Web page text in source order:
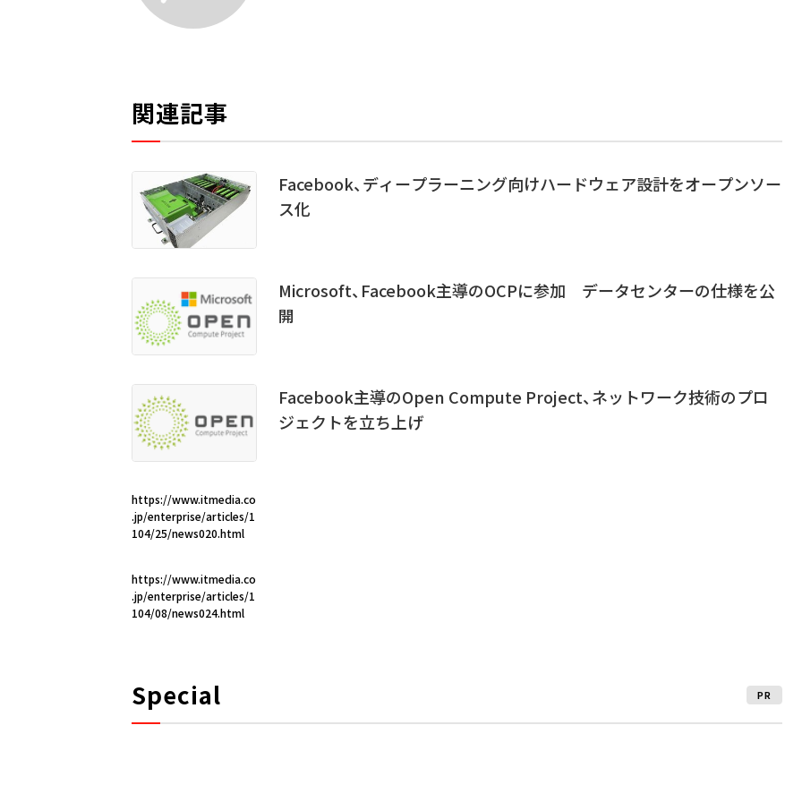
関連記事
Facebook、ディープラーニング向けハードウェア設計をオープンソー
ス化
Microsoft、Facebook主導のOCPに参加 データセンターの仕様を公
開
Facebook主導のOpen Compute Project、ネットワーク技術のプロ
ジェクトを立ち上げ
https://www.itmedia.co
.jp/enterprise/articles/1
104/25/news020.html
https://www.itmedia.co
.jp/enterprise/articles/1
104/08/news024.html
Special PR